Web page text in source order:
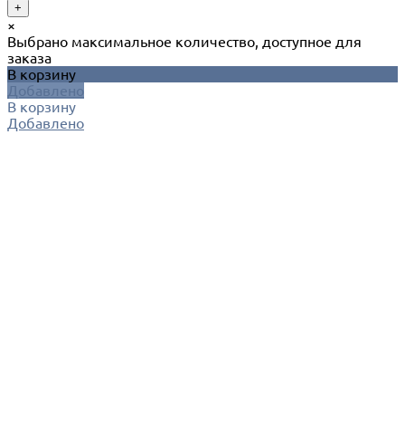
+
×
Выбрано максимальное количество, доступное для
заказа
В корзину
Добавлено
В корзину
Добавлено